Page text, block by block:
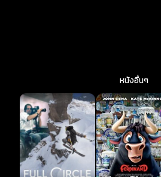
หนังอื่นๆ